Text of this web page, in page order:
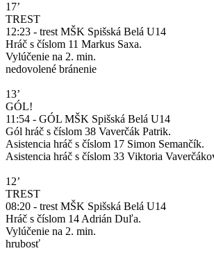
17’
TREST
12:23 - trest MŠK Spišská Belá U14
Hráč s číslom 11 Markus Saxa.
Vylúčenie na 2. min.
nedovolené bránenie
13’
GÓL!
11:54 - GÓL MŠK Spišská Belá U14
Gól hráč s číslom 38 Vaverčák Patrik.
Asistencia hráč s číslom 17 Simon Semančík.
Asistencia hráč s číslom 33 Viktoria
12’
TREST
08:20 - trest MŠK Spišská Belá U14
Hráč s číslom 14 Adrián Duľa.
Vylúčenie na 2. min.
hrubosť